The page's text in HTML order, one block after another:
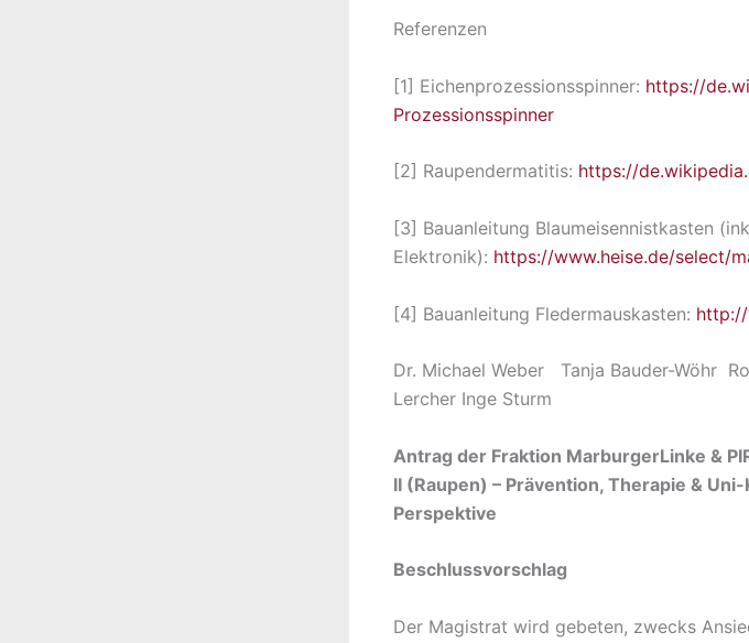
Referenzen
[1] Eichenprozessionsspinner: https://
Prozessionsspinner
[2] Raupendermatitis: https://
[3] Bauanleitung Blaumeisennistkasten
Elektronik): https://www.heise.de/select/
[4] Bauanleitung Fledermauskasten:
Dr. Michael Weber Tanja Bauder-Wöhr
Lercher Inge Sturm
Antrag der Fraktion MarburgerLinke &
II (Raupen) – Prävention, Therapie &
Perspektive
Beschlussvorschlag
Der Magistrat wird gebeten, zwecks